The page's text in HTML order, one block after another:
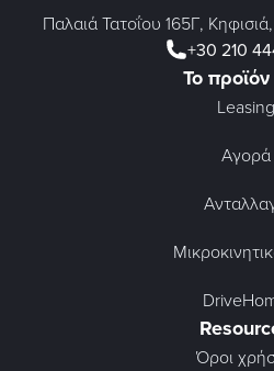
Παλαιά Τατοΐου 165Γ,
+30 210
Το
Leasing
Αγορά
Όροι